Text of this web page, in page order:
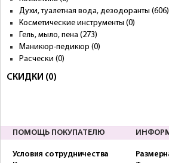
Духи, туалетная вода, дезодоранты (606)
Косметические инструменты (0)
Гель, мыло, пена (273)
Маникюр-педикюр (0)
Расчески (0)
СКИДКИ (0)
ПОМОЩЬ ПОКУПАТЕЛЮ
Условия сотрудничества